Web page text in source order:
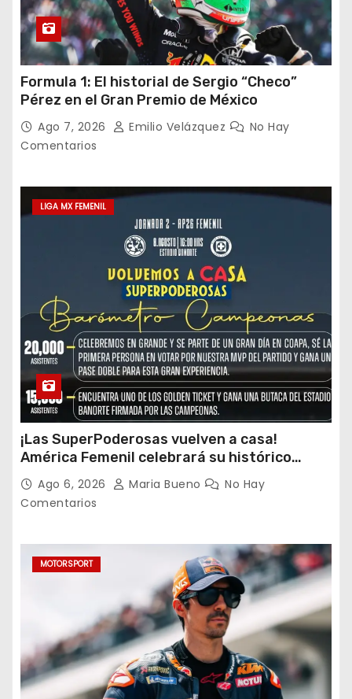
Formula 1: El historial de Sergio “Checo”
Pérez en el Gran Premio de México
Ago 7, 2026 Emilio Velázquez
No Hay
Comentarios
LIGA MX FEMENIL
¡Las SuperPoderosas vuelven a casa!
América Femenil celebrará su histórico
triplete con una auténtica fiesta ante Cruz
Azul
Ago 6, 2026 Maria Bueno
No Hay
Comentarios
MOTORSPORT